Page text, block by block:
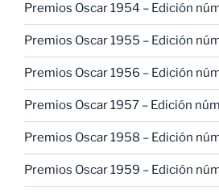
Premios Oscar 1954 – Edición
Premios Oscar 1955 – Edición
Premios Oscar 1956 – Edición
Premios Oscar 1957 – Edición
Premios Oscar 1958 – Edición
Premios Oscar 1959 – Edición